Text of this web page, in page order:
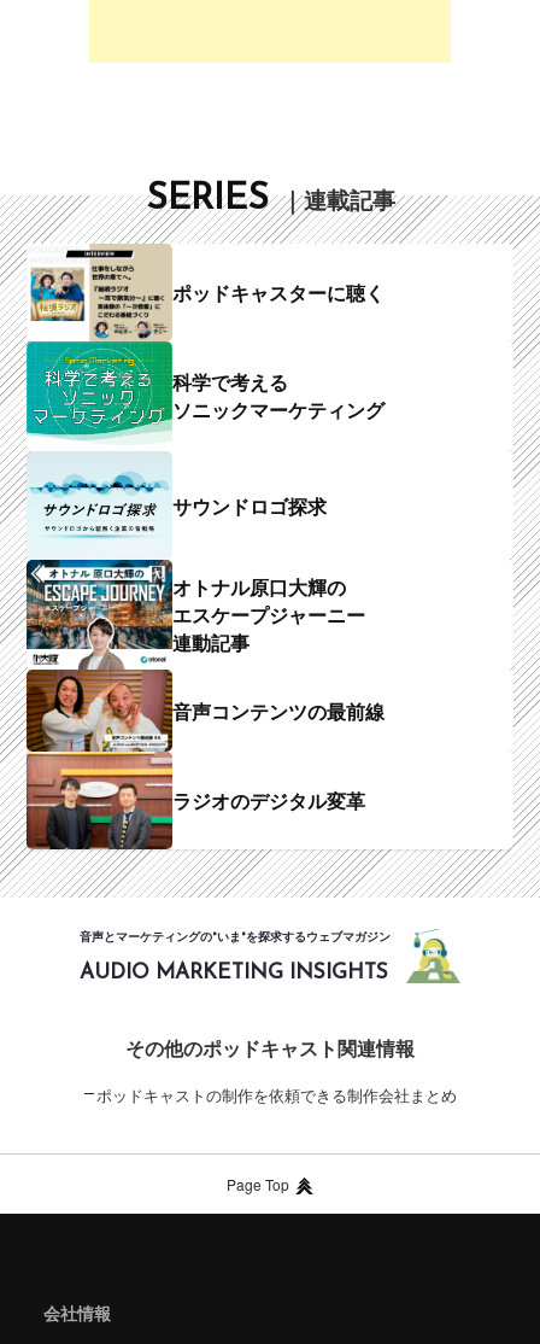
SERIES ｜連載記事
ポッドキャスターに聴く
科学で考える
ソニックマーケティング
サウンドロゴ探求
オトナル原口大輝の
エスケープジャーニー
連動記事
音声コンテンツの最前線
ラジオのデジタル変革
音声とマーケティングの"いま"を探求するウェブマガジン
AUDIO MARKETING INSIGHTS
その他のポッドキャスト関連情報
ポッドキャストの制作を依頼できる制作会社まとめ
Page Top
会社情報